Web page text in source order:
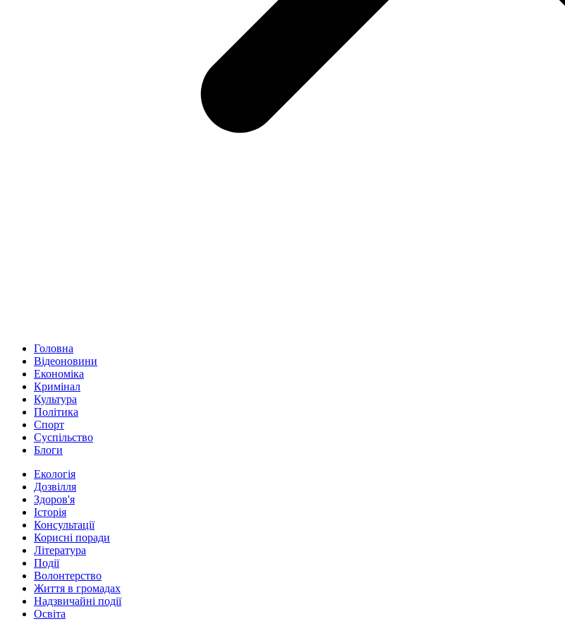
Головна
Відеоновини
Економіка
Кримінал
Культура
Політика
Спорт
Суспільство
Блоги
Екологія
Дозвілля
Здоров'я
Історія
Консультації
Корисні поради
Література
Події
Волонтерство
Життя в громадах
Надзвичайні події
Освіта